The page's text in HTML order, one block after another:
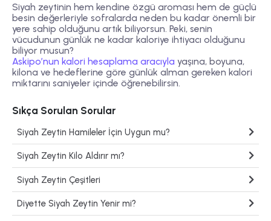
Siyah zeytinin hem kendine özgü aroması hem de güçlü
besin değerleriyle sofralarda neden bu kadar önemli bir
yere sahip olduğunu artık biliyorsun. Peki, senin
vücudunun günlük ne kadar kaloriye ihtiyacı olduğunu
biliyor musun?
Askipo’nun kalori hesaplama aracıyla yaşına, boyuna,
kilona ve hedeflerine göre günlük alman gereken kalori
miktarını saniyeler içinde öğrenebilirsin.
Sıkça Sorulan Sorular
Siyah Zeytin Hamileler İçin Uygun mu?
Siyah Zeytin Kilo Aldırır mı?
Siyah Zeytin Çeşitleri
Diyette Siyah Zeytin Yenir mi?